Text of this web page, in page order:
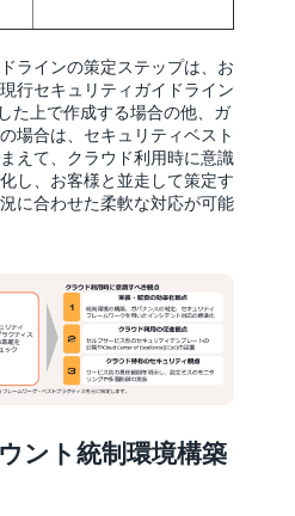
ラインの策定ステップは、お
行セキュリティガイドライン
た上で作成する場合の他、ガ
場合は、セキュリティベスト
えて、クラウド利用時に意識
し、お客様と並走して策定す
に合わせた柔軟な対応が可能
ント統制環境構築